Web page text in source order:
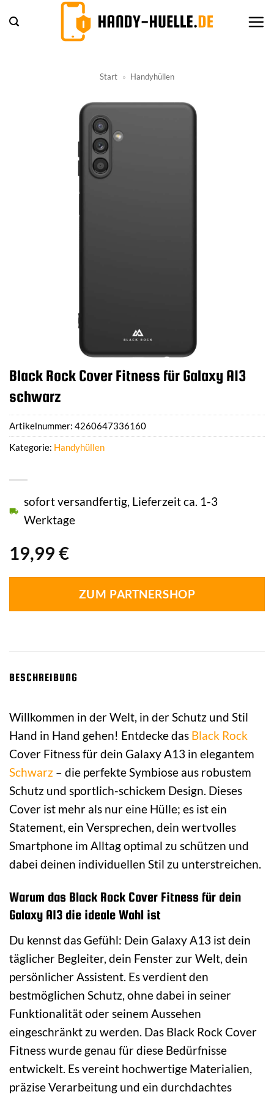
Inhalt
Start » Handyhüllen
Black Rock Cover Fitness für Galaxy A13
schwarz
19,99 €
sofort versandfertig, Lieferzeit ca. 1-3
Werktage
ZUM PARTNERSHOP
Artikelnummer: 4260647336160
Kategorie: Handyhüllen
BESCHREIBUNG
Willkommen in der Welt, in der Schutz und Stil
Hand in Hand gehen! Entdecke das Black Rock
Cover Fitness für dein Galaxy A13 in elegantem
Schwarz – die perfekte Symbiose aus robustem
Schutz und sportlich-schickem Design. Dieses
Cover ist mehr als nur eine Hülle; es ist ein
Statement, ein Versprechen, dein wertvolles
Smartphone im Alltag optimal zu schützen und
dabei deinen individuellen Stil zu unterstreichen.
Warum das Black Rock Cover Fitness für dein
Galaxy A13 die ideale Wahl ist
Du kennst das Gefühl: Dein Galaxy A13 ist dein
täglicher Begleiter, dein Fenster zur Welt, dein
persönlicher Assistent. Es verdient den
bestmöglichen Schutz, ohne dabei in seiner
Funktionalität oder seinem Aussehen
eingeschränkt zu werden. Das Black Rock Cover
Fitness wurde genau für diese Bedürfnisse
entwickelt. Es vereint hochwertige Materialien,
präzise Verarbeitung und ein durchdachtes